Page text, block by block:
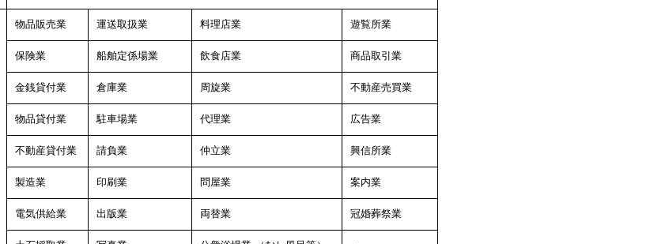
物品販売業 運送取扱業 料理店業 遊覧所業
保険業 船舶定係場業 飲食店業 商品取引業
金銭貸付業 倉庫業 周旋業 不動産売買業
物品貸付業 駐車場業 代理業 広告業
不動産貸付業 請負業 仲立業 興信所業
製造業 印刷業 問屋業 案内業
電気供給業 出版業 両替業 冠婚葬祭業